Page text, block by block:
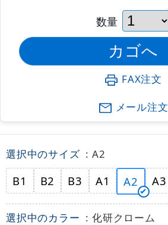
数量
FAX注文
メール注文
選択中のサイズ : A2
B1 B2 B3 A1 A2 A3
選択中のカラー : 化研クローム